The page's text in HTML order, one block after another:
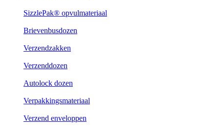
SizzlePak® opvulmateriaal
Brievenbusdozen
Verzendzakken
Verzenddozen
Autolock dozen
Verpakkingsmateriaal
Verzend enveloppen